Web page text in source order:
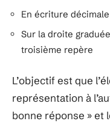
En écriture
Sur la droite
troisième repère
L’objectif est que
représentation à
bonne réponse » et